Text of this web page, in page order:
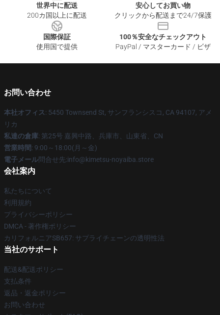
世界中に配送
200カ国以上に配送
安心してお買い物
クリックから配送まで24/7保護
国際保証
使用国で提供
100％安全なチェックアウト
PayPal / マスターカード / ビザ
お問い合わせ
本社オフィス: 5450 Townsend St, サンフランシスコ, CA 94107, アメ
リカ
私達の倉庫: 第25号 嘉興中路、兵庫市、山東省、CN
営業時間: 9:00～18:00(月～金)
電子メール問合せ先:info@kimetsu-noyaiba.store
会社案内
私たちについて
利用規約
プライバシーポリシー
DMCA - 著作権ポリシー
カリフォルニアSB657: サプライチェーンの透明性法
当社のサポート
配送&配送ポリシー
支払条件
返品・返金ポリシー
お問い合わせ